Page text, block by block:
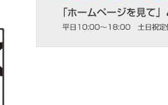
見
18:00
祝